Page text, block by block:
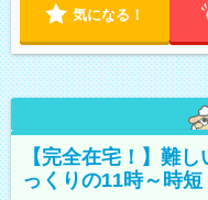
気になる！
【完全在宅！】難
っくりの11時～時